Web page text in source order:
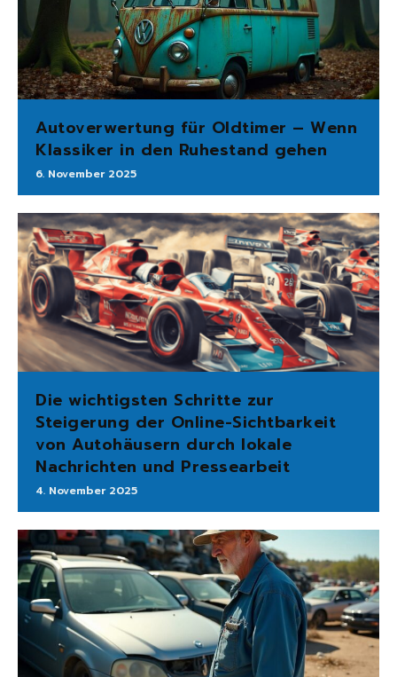
Autoverwertung für Oldtimer – Wenn
Klassiker in den Ruhestand gehen
6. November 2025
Die wichtigsten Schritte zur
Steigerung der Online-Sichtbarkeit
von Autohäusern durch lokale
Nachrichten und Pressearbeit
4. November 2025